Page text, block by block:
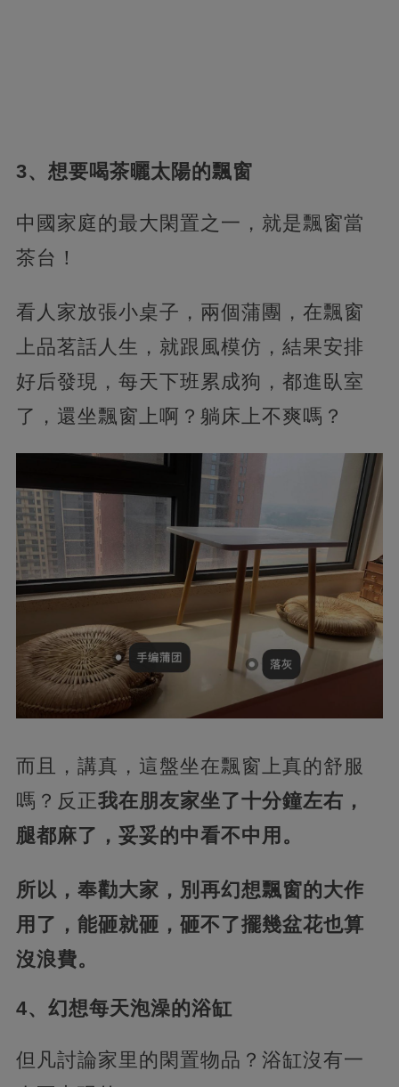
3、想要喝茶曬太陽的飄窗
中國家庭的最大閑置之一，就是飄窗當
茶台！
看人家放張小桌子，兩個蒲團，在飄窗
上品茗話人生，就跟風模仿，結果安排
好后發現，每天下班累成狗，都進臥室
了，還坐飄窗上啊？躺床上不爽嗎？
而且，講真，這盤坐在飄窗上真的舒服
嗎？反正我在朋友家坐了十分鐘左右，
腿都麻了，妥妥的中看不中用。
所以，奉勸大家，別再幻想飄窗的大作
用了，能砸就砸，砸不了擺幾盆花也算
沒浪費。
4、幻想每天泡澡的浴缸
但凡討論家里的閑置物品？浴缸沒有一